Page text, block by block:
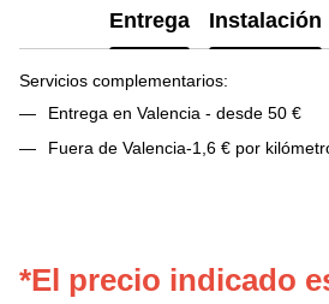
Entrega Instalación
Servicios complementarios:
Entrega en Valencia - desde 50 €
Fuera de Valencia-1,6 € por
*El precio indicado